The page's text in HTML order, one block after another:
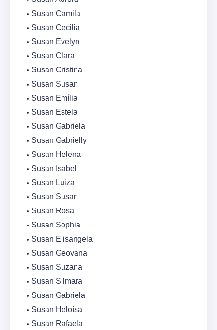
Susan Camila
Susan Cecilia
Susan Evelyn
Susan Clara
Susan Cristina
Susan Susan
Susan Emília
Susan Estela
Susan Gabriela
Susan Gabrielly
Susan Helena
Susan Isabel
Susan Luiza
Susan Susan
Susan Rosa
Susan Sophia
Susan Elisangela
Susan Geovana
Susan Suzana
Susan Silmara
Susan Gabriela
Susan Heloísa
Susan Rafaela